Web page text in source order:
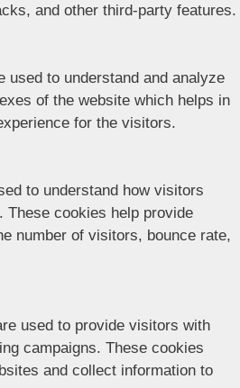
and other third-party features.
used to understand and analyze
of the website which helps in
for the visitors.
to understand how visitors
These cookies help provide
number of visitors, bounce rate,
used to provide visitors with
campaigns. These cookies
and collect information to